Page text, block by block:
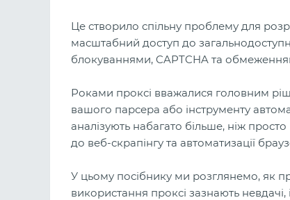
Це створило спільну проблему для
масштабний доступ до
блокуваннями, CAPTCHA та
Роками проксі вважалися головним
вашого парсера або інструменту
аналізують набагато більше, ніж
до веб-скрапінгу та автоматизації
У цьому посібнику ми розглянемо, як
використання проксі зазнають